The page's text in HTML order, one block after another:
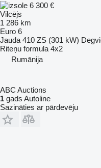
6 300 €
Vilcējs
1 286 km
Euro 6
Jauda 410 ZS (301 kW)
Riteņu formula 4x2
Rumānija
ABC Auctions
1 gads Autoline
Sazināties ar pārdevēju